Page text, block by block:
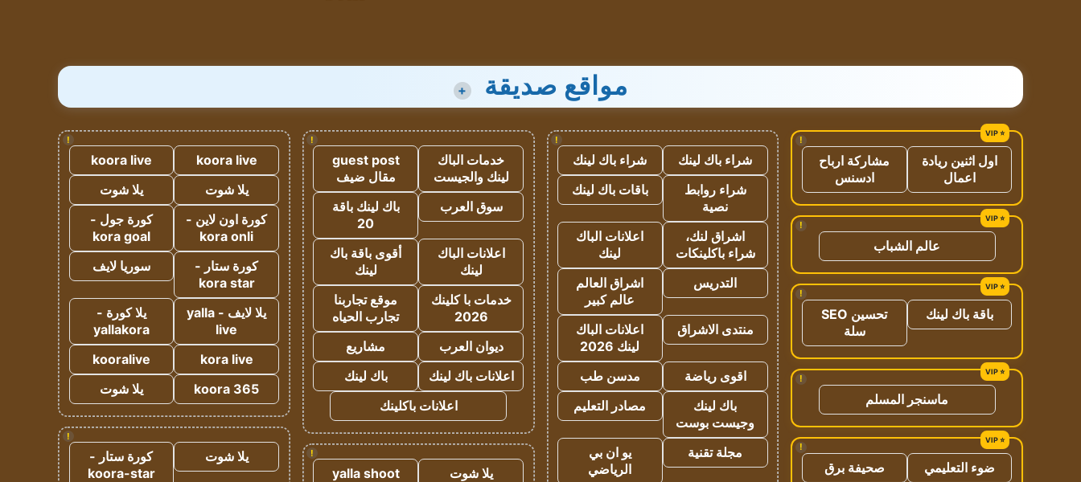
مواقع صديقة +
!
اول اثنين ريادة
اعمال
مشاركة ارباح
ادسنس
!
عالم الشباب
!
باقة باك لينك
تحسين SEO
سلة
!
ماسنجر المسلم
!
ضوء التعليمي
صحيفة برق
!
شراء باك لينك
شراء باك لينك
شراء روابط
نصية
باقات باك لينك
اشراق لنك،
شراء باكلينكات
اعلانات الباك
لينك
التدريس
اشراق العالم
عالم كبير
منتدى الاشراق
اعلانات الباك
لينك 2026
اقوى رياضة
مدسن طب
باك لينك
وجيست بوست
مصادر التعليم
مجلة تقنية
يو ان بي
الرياضي
!
خدمات الباك
لينك والجيست
guest post
مقال ضيف
سوق العرب
باك لينك باقة
20
اعلانات الباك
لينك
أقوى باقة باك
لينك
خدمات با كلينك
2026
موقع تجاربنا
تجارب الحياه
ديوان العرب
مشاريع
اعلانات باك لينك
باك لينك
اعلانات باكلينك
!
يلا شوت
yalla shoot
!
koora live
koora live
يلا شوت
يلا شوت
كورة اون لاين -
kora onli
كورة جول -
kora goal
كورة ستار -
kora star
سوريا لايف
يلا لايف - yalla
live
يلا كورة -
yallakora
kora live
kooralive
koora 365
يلا شوت
!
يلا شوت
كورة ستار -
koora-star